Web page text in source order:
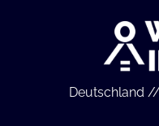
Deutschland